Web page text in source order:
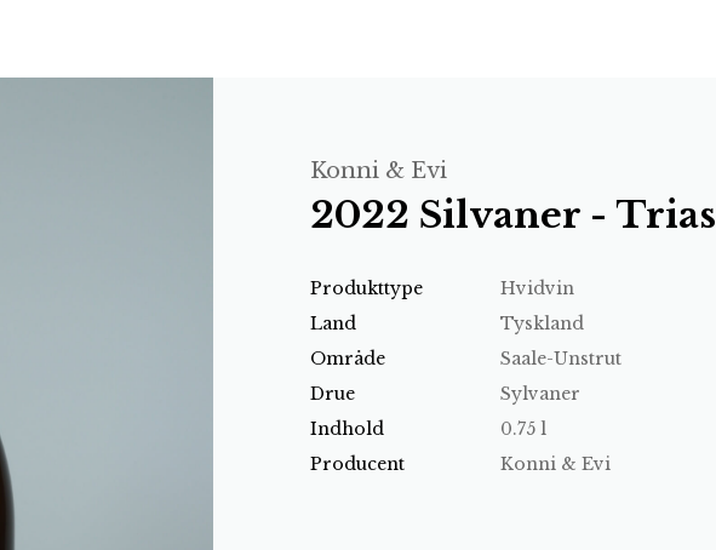
Konni & Evi
2022 Silvaner - Trias
Produkttype
Hvidvin
Land
Tyskland
Område
Saale-Unstrut
Drue
Sylvaner
Indhold
0.75 l
Producent
Konni & Evi